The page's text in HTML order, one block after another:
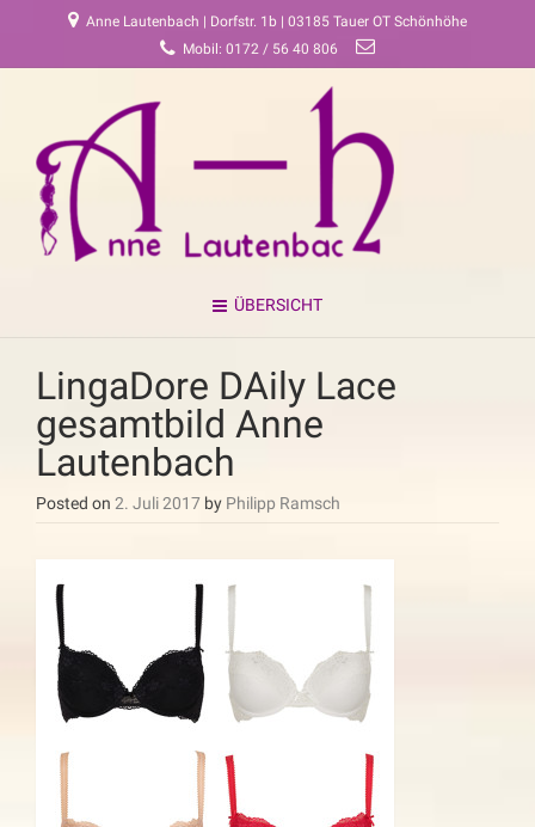
Anne Lautenbach | Dorfstr. 1b | 03185 Tauer OT Schönhöhe
Mobil: 0172 / 56 40 806
ÜBERSICHT
LingaDore DAily Lace
gesamtbild Anne
Lautenbach
Posted on 2. Juli 2017 by Philipp Ramsch